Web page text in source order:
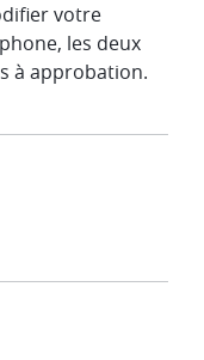
votre
les deux
à approbation.